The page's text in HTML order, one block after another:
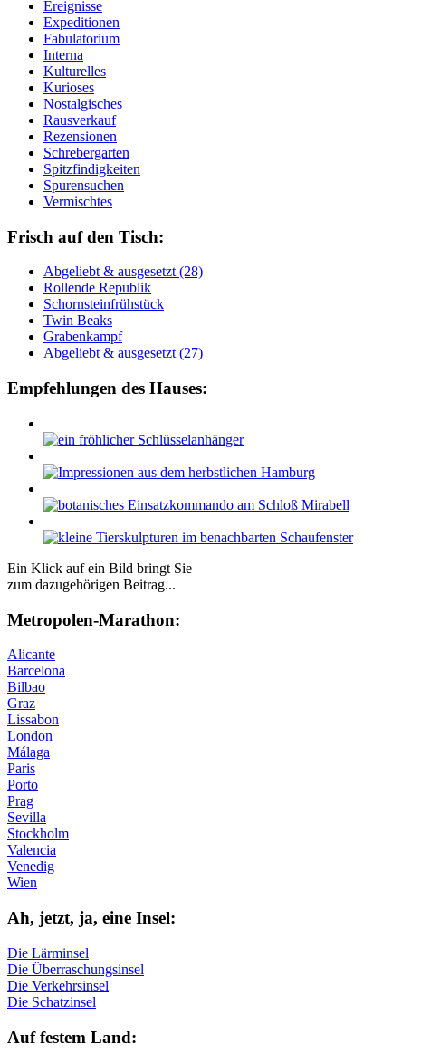
Ereignisse
Expeditionen
Fabulatorium
Interna
Kulturelles
Kurioses
Nostalgisches
Rausverkauf
Rezensionen
Schrebergarten
Spitzfindigkeiten
Spurensuchen
Vermischtes
Frisch auf den Tisch:
Ab­ge­liebt & aus­ge­setzt (28)
Rol­len­de Re­pu­blik
Schorn­stein­früh­stück
Twin Beaks
Gra­ben­kampf
Ab­ge­liebt & aus­ge­setzt (27)
Empfehlungen des Hauses:
Ein Klick auf ein Bild bringt Sie
zum dazugehörigen Beitrag...
Me­tro­po­len-Ma­ra­thon:
Alicante
Barcelona
Bilbao
Graz
Lissabon
London
Málaga
Paris
Porto
Prag
Sevilla
Stockholm
Valencia
Venedig
Wien
Ah, jetzt, ja, ei­ne In­sel:
Die Lärminsel
Die Überraschungsinsel
Die Verkehrsinsel
Die Schatzinsel
Auf fe­stem Land: